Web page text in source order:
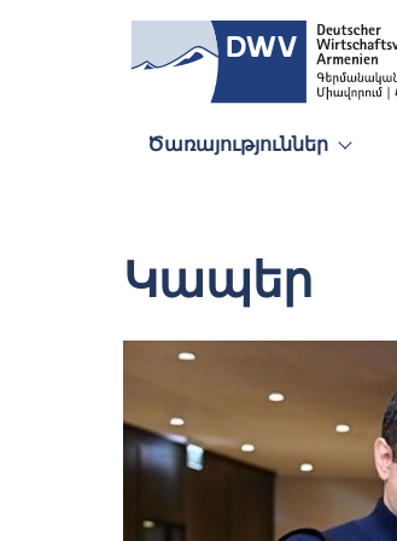
Ծառայություններ
Կապեր